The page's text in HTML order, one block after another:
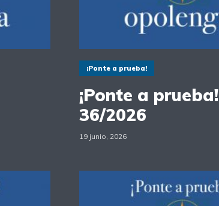
¡Ponte a prueba!
¡Ponte a prueba!
36/2026
19 junio, 2026